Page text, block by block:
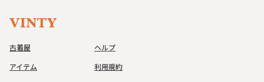
古着屋
アイテム
ヘルプ
利用規約